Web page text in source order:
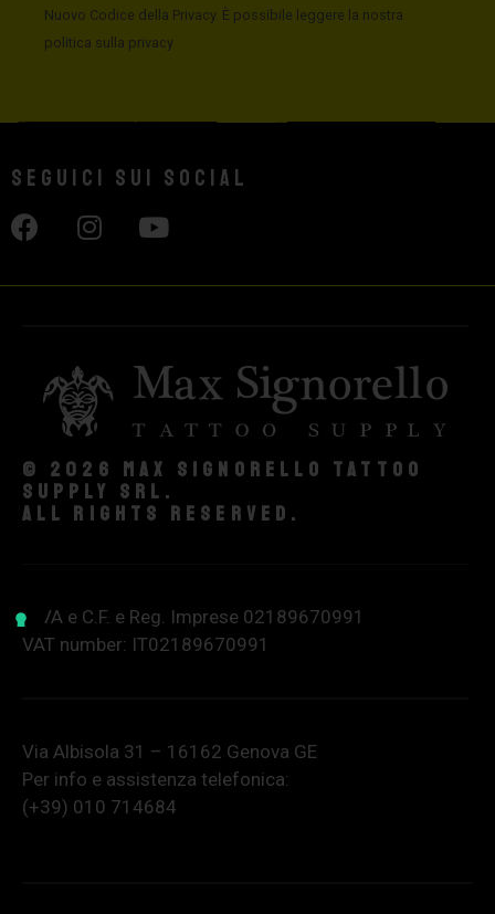
Nuovo Codice della Privacy. È possibile leggere la nostra
politica sulla privacy
Seguici sui social
© 2026 Max Signorello Tattoo
supply srl.
All rights reserved.
P.IVA e C.F. e Reg. Imprese 02189670991
VAT number: IT02189670991
Via Albisola 31 – 16162 Genova GE
Per info e assistenza telefonica:
(+39) 010 714684